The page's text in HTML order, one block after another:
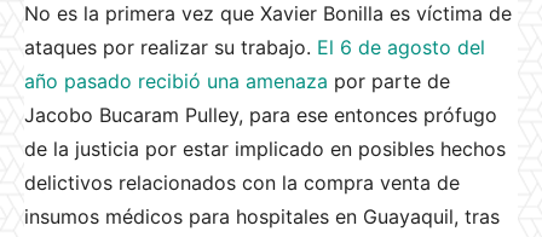
No es la primera vez que Xavier Bonilla es víctima de
ataques por realizar su trabajo. El 6 de agosto del
año pasado recibió una amenaza por parte de
Jacobo Bucaram Pulley, para ese entonces prófugo
de la justicia por estar implicado en posibles hechos
delictivos relacionados con la compra venta de
insumos médicos para hospitales en Guayaquil, tras